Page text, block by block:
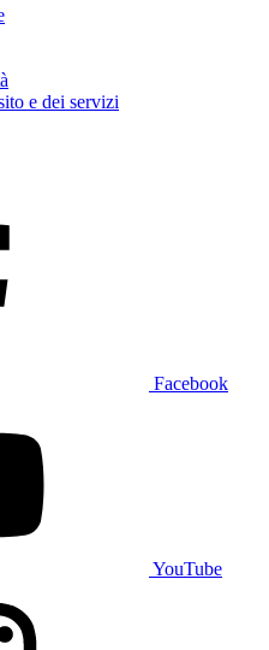
e dei servizi
Facebook
YouTube